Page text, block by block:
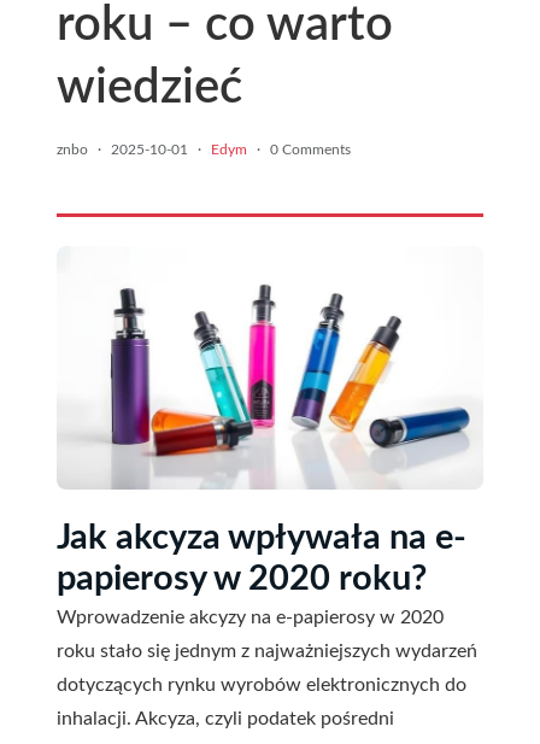
roku – co warto
wiedzieć
znbo · 2025-10-01 · Edym · 0 Comments
Jak akcyza wpływała na e-
papierosy w 2020 roku?
Wprowadzenie akcyzy na e-papierosy w 2020
roku stało się jednym z najważniejszych wydarzeń
dotyczących rynku wyrobów elektronicznych do
inhalacji. Akcyza, czyli podatek pośredni